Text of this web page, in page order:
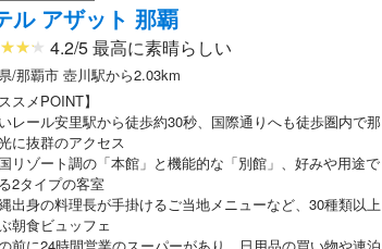
ル アザット 那覇
4.2/5 最高に素晴らしい
/那覇市 壺川駅から2.03km
スメPOINT】
レール安里駅から徒歩約30秒、国際通りへも徒歩圏内で那
に抜群のアクセス
リゾート調の「本館」と機能的な「別館」、好みや用途で
2タイプの客室
出身の料理長が手掛けるご当地メニューなど、30種類以上
朝食ビュッフェ